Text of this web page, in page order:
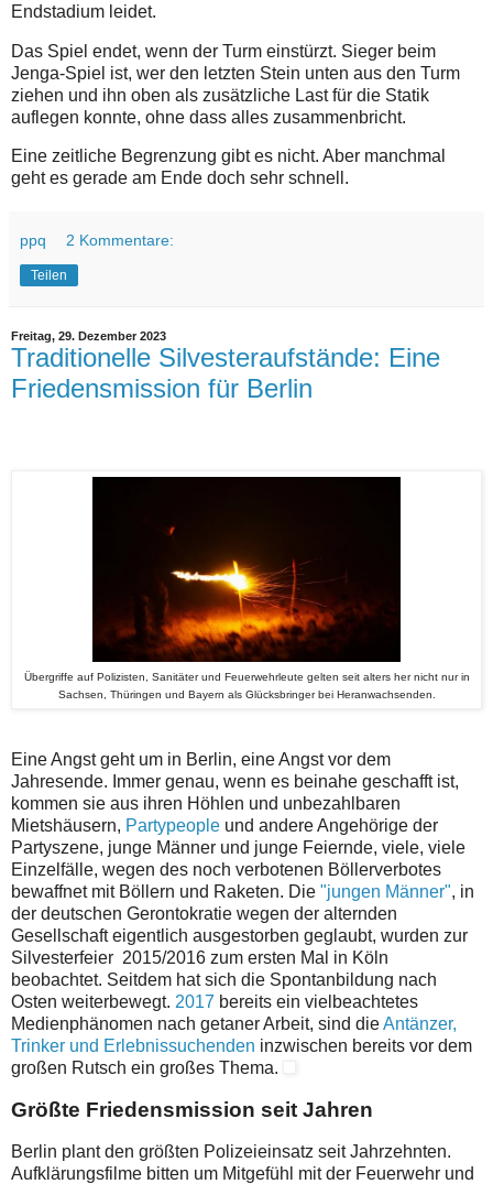
Endstadium leidet.
Das Spiel endet, wenn der Turm einstürzt. Sieger beim
Jenga-Spiel ist, wer den letzten Stein unten aus den Turm
ziehen und ihn oben als zusätzliche Last für die Statik
auflegen konnte, ohne dass alles zusammenbricht.
Eine zeitliche Begrenzung gibt es nicht. Aber manchmal
geht es gerade am Ende doch sehr schnell.
ppq 2 Kommentare:
Teilen
Freitag, 29. Dezember 2023
Traditionelle Silvesteraufstände: Eine
Friedensmission für Berlin
Übergriffe auf Polizisten, Sanitäter und Feuerwehrleute gelten seit alters her nicht nur in
Sachsen, Thüringen und Bayern als Glücksbringer bei Heranwachsenden.
Eine Angst geht um in Berlin, eine Angst vor dem
Jahresende. Immer genau, wenn es beinahe geschafft ist,
kommen sie aus ihren Höhlen und unbezahlbaren
Mietshäusern, Partypeople und andere Angehörige der
Partyszene, junge Männer und junge Feiernde, viele, viele
Einzelfälle, wegen des noch verbotenen Böllerverbotes
bewaffnet mit Böllern und Raketen. Die "jungen Männer", in
der deutschen Gerontokratie wegen der alternden
Gesellschaft eigentlich ausgestorben geglaubt, wurden zur
Silvesterfeier 2015/2016 zum ersten Mal in Köln
beobachtet. Seitdem hat sich die Spontanbildung nach
Osten weiterbewegt. 2017 bereits ein vielbeachtetes
Medienphänomen nach getaner Arbeit, sind dieAntänzer,
Trinker und Erlebnissuchenden inzwischen bereits vor dem
großen Rutsch ein großes Thema.
Größte Friedensmission seit Jahren
Berlin plant den größten Polizeieinsatz seit Jahrzehnten.
Aufklärungsfilme bitten um Mitgefühl mit der Feuerwehr und